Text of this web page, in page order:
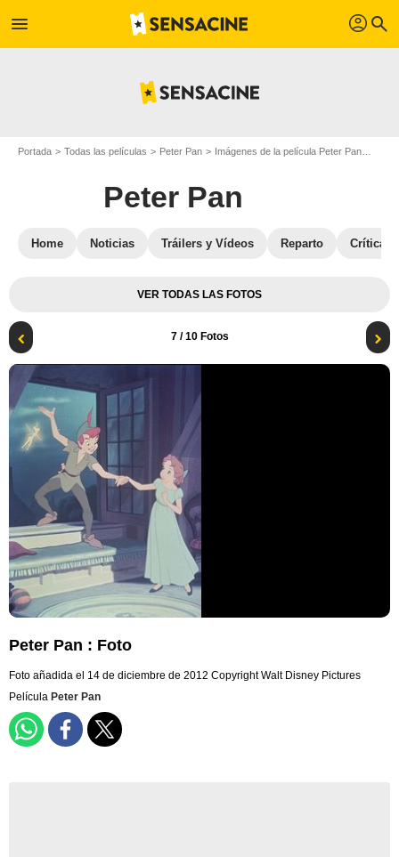
menu profil search
Portada Todas las películas Peter Pan Imágenes de la película Peter Pan
Peter Pan
Home Noticias Tráilers y Vídeos Reparto Críticas
VER TODAS LAS FOTOS
7/ 10 Fotos
Peter Pan : Foto
Foto añadida el 14 de diciembre de 2012 Copyright Walt Disney Pictures
Película Peter Pan